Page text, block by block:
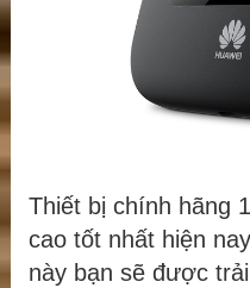
Thiết bị chính hãng
cao tốt nhất hiện
này bạn sẽ được